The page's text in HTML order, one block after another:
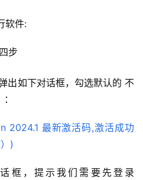
软件:
步
出如下对话框，勾选默认的 不
框，提示我们需要先登录